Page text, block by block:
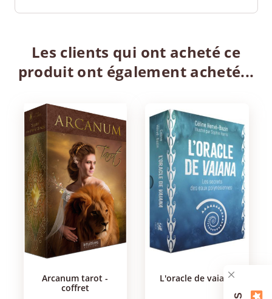
Les clients qui ont acheté ce
produit ont également acheté...
arcanum tarot -
coffret
l'oracle de vaiana